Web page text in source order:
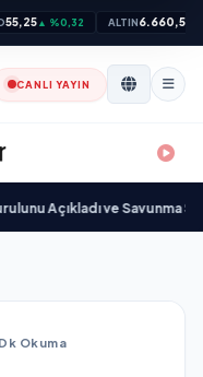
55,25▲ %0,32 ALTIN6.660,55
CANLI YAYIN
ve Savunma
Okuma